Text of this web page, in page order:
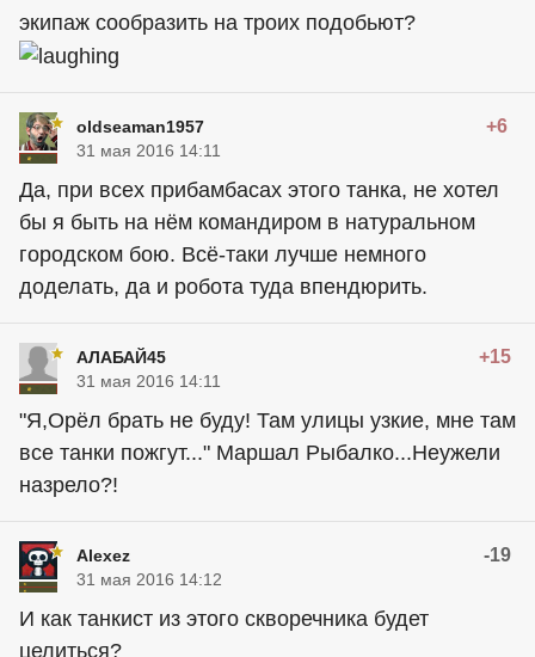
экипаж сообразить на троих подобьют?
oldseaman1957 +6
31 мая 2016 14:11
Да, при всех прибамбасах этого танка, не хотел
бы я быть на нём командиром в натуральном
городском бою. Всё-таки лучше немного
доделать, да и робота туда впендюрить.
АЛАБАЙ45 +15
31 мая 2016 14:11
"Я,Орёл брать не буду! Там улицы узкие, мне там
все танки пожгут..." Маршал Рыбалко...Неужели
назрело?!
Alexez -19
31 мая 2016 14:12
И как танкист из этого скворечника будет
целиться?